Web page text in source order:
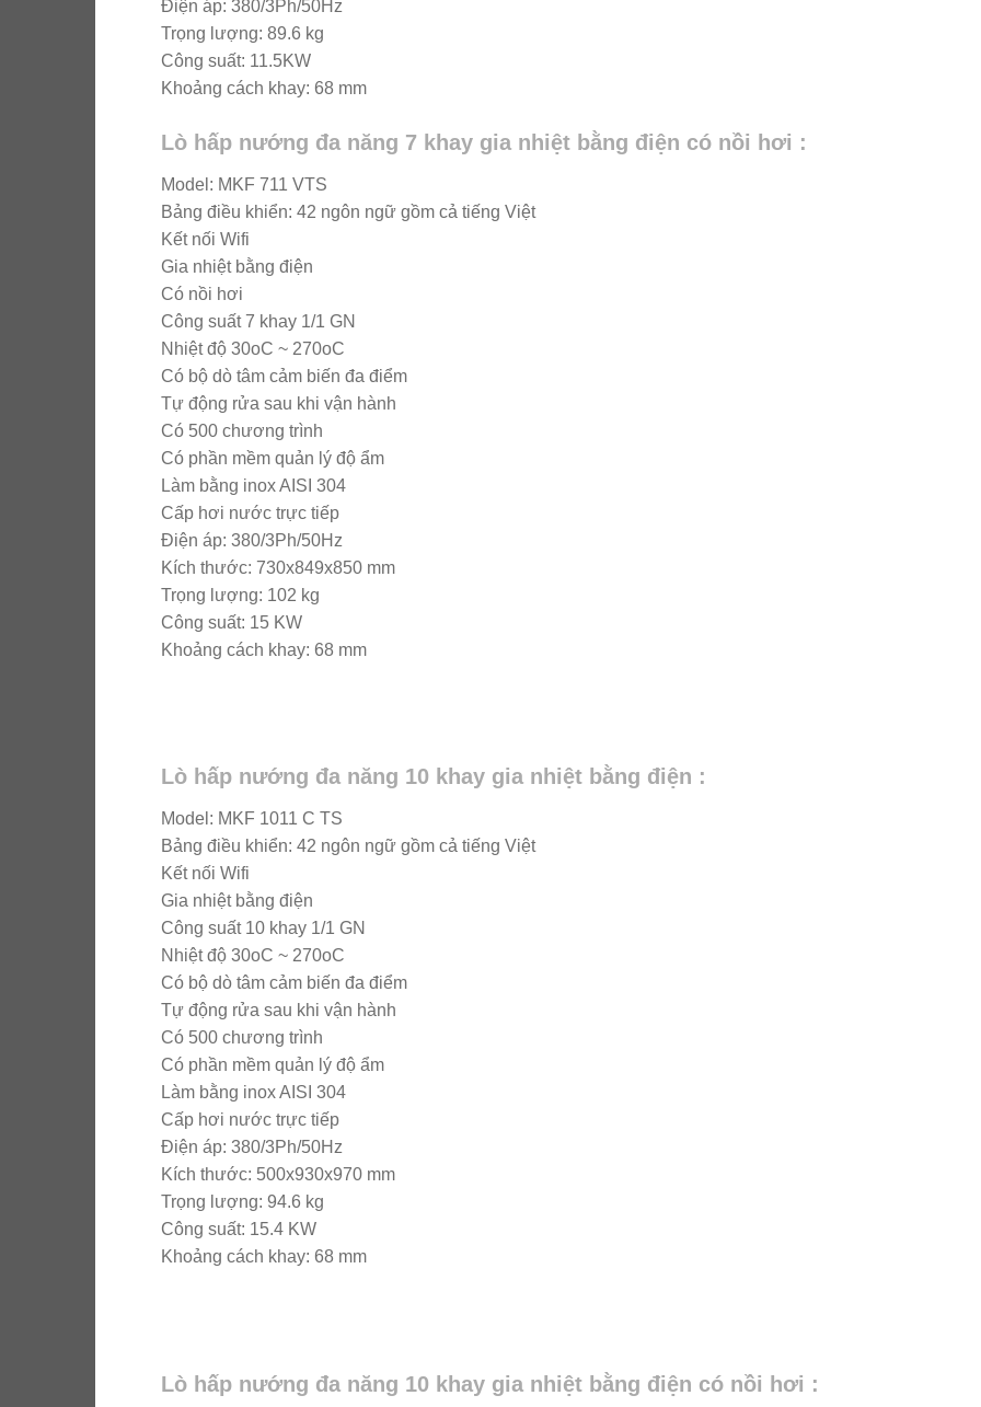
Điện áp: 380/3Ph/50Hz
Trọng lượng: 89.6 kg
Công suất: 11.5KW
Khoảng cách khay: 68 mm
Lò hấp nướng đa năng 7 khay gia nhiệt bằng điện có nồi hơi :
Model: MKF 711 VTS
Bảng điều khiển: 42 ngôn ngữ gồm cả tiếng Việt
Kết nối Wifi
Gia nhiệt bằng điện
Có nồi hơi
Công suất 7 khay 1/1 GN
Nhiệt độ 30oC ~ 270oC
Có bộ dò tâm cảm biến đa điểm
Tự động rửa sau khi vận hành
Có 500 chương trình
Có phần mềm quản lý độ ẩm
Làm bằng inox AISI 304
Cấp hơi nước trực tiếp
Điện áp: 380/3Ph/50Hz
Kích thước: 730x849x850 mm
Trọng lượng: 102 kg
Công suất: 15 KW
Khoảng cách khay: 68 mm
Lò hấp nướng đa năng 10 khay gia nhiệt bằng điện :
Model: MKF 1011 C TS
Bảng điều khiển: 42 ngôn ngữ gồm cả tiếng Việt
Kết nối Wifi
Gia nhiệt bằng điện
Công suất 10 khay 1/1 GN
Nhiệt độ 30oC ~ 270oC
Có bộ dò tâm cảm biến đa điểm
Tự động rửa sau khi vận hành
Có 500 chương trình
Có phần mềm quản lý độ ẩm
Làm bằng inox AISI 304
Cấp hơi nước trực tiếp
Điện áp: 380/3Ph/50Hz
Kích thước: 500x930x970 mm
Trọng lượng: 94.6 kg
Công suất: 15.4 KW
Khoảng cách khay: 68 mm
Lò hấp nướng đa năng 10 khay gia nhiệt bằng điện có nồi hơi :